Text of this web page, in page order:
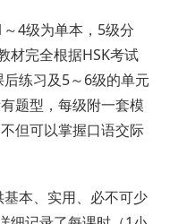
～4级为单本，5级分
材完全根据HSK考试
练习及5～6级的单元
题型，每级附一套模
但可以掌握口语交际
本、实用、必不可少